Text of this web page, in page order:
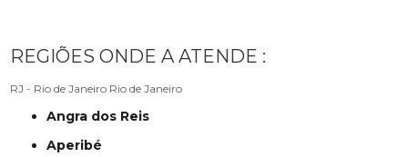
REGIÕES ONDE A ATENDE :
RJ - Rio de Janeiro Rio de Janeiro
Angra dos Reis
Aperibé